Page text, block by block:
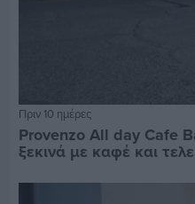
Πριν 10 ημέρες
Provenzo All day Cafe
ξεκινά με καφέ και